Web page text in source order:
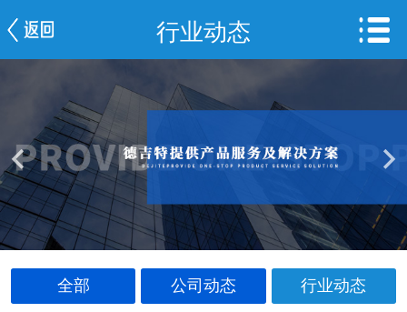
行业动态
全部 公司动态 行业动态
网站首页
服务案例
车间一览